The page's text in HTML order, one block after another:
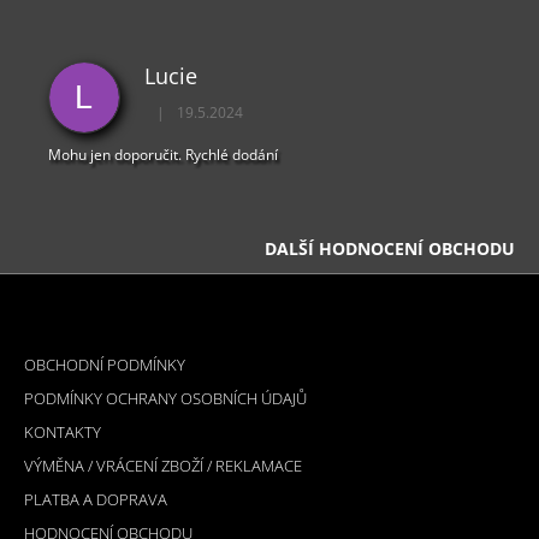
L
Lucie
Hodnocení obchodu je 5 z 5 hvězdiček.
| 19.5.2024
Mohu jen doporučit. Rychlé dodání
DALŠÍ HODNOCENÍ OBCHODU
Z
OBCHODNÍ PODMÍNKY
PODMÍNKY OCHRANY OSOBNÍCH ÚDAJŮ
KONTAKTY
VÝMĚNA / VRÁCENÍ ZBOŽÍ / REKLAMACE
PLATBA A DOPRAVA
HODNOCENÍ OBCHODU